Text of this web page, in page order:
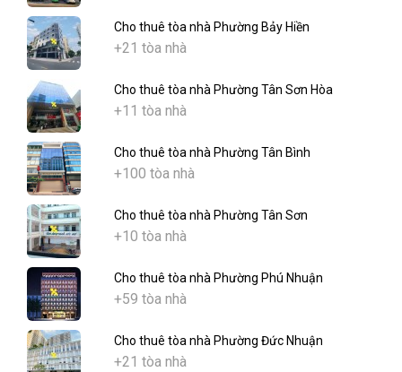
Cho thuê tòa nhà Phường Bảy Hiền
+21 tòa nhà
Cho thuê tòa nhà Phường Tân Sơn Hòa
+11 tòa nhà
Cho thuê tòa nhà Phường Tân Bình
+100 tòa nhà
Cho thuê tòa nhà Phường Tân Sơn
+10 tòa nhà
Cho thuê tòa nhà Phường Phú Nhuận
+59 tòa nhà
Cho thuê tòa nhà Phường Đức Nhuận
+21 tòa nhà